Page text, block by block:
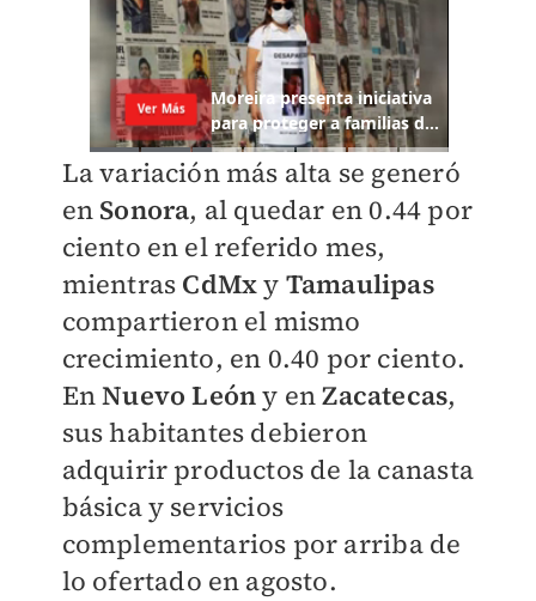
La variación más alta se generó
en Sonora, al quedar en 0.44 por
ciento en el referido mes,
mientras CdMxy Tamaulipas
compartieron el mismo
crecimiento, en 0.40 por ciento.
EnNuevo Leóny enZacatecas,
sus habitantes debieron
adquirir productos de la canasta
básica y servicios
complementarios por arriba de
lo ofertado en agosto.